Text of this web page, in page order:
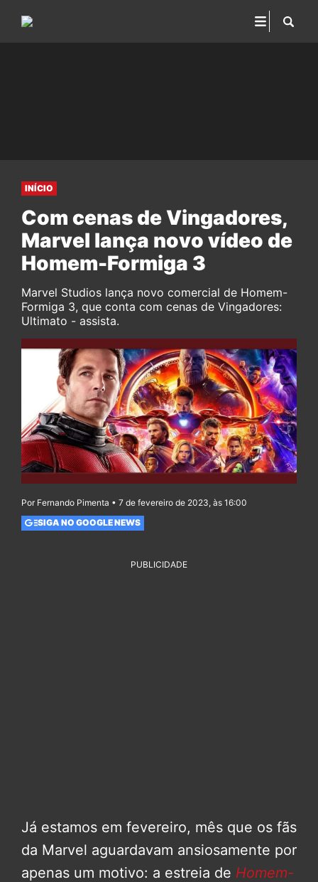
INÍCIO
Com cenas de Vingadores,
Marvel lança novo vídeo de
Homem-Formiga 3
Marvel Studios lança novo comercial de Homem-
Formiga 3, que conta com cenas de Vingadores:
Ultimato - assista.
Por Fernando Pimenta • 7 de fevereiro de 2023, às 16:00
SIGA NO GOOGLE NEWS
PUBLICIDADE
Já estamos em fevereiro, mês que os fãs
da Marvel aguardavam ansiosamente por
apenas um motivo: a estreia de Homem-